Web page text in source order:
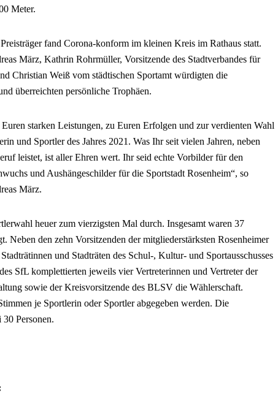
Meter.
fand Corona-konform im kleinen Kreis im Rathaus statt.
März, Kathrin Rohrmüller, Vorsitzende des Stadtverbandes für
Christian Weiß vom städtischen Sportamt würdigten die
überreichten persönliche Trophäen.
starken Leistungen, zu Euren Erfolgen und zur verdienten Wahl
und Sportler des Jahres 2021. Was Ihr seit vielen Jahren, neben
leistet, ist aller Ehren wert. Ihr seid echte Vorbilder für den
und Aushängeschilder für die Sportstadt Rosenheim“, so
März.
heuer zum vierzigsten Mal durch. Insgesamt waren 37
Neben den zehn Vorsitzenden der mitgliederstärksten Rosenheimer
und Stadträten des Schul-, Kultur- und Sportausschusses
SfL komplettierten jeweils vier Vertreterinnen und Vertreter der
sowie der Kreisvorsitzende des BLSV die Wählerschaft.
je Sportlerin oder Sportler abgegeben werden. Die
Personen.